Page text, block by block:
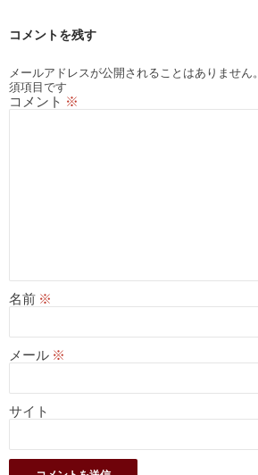
ョ
ン
コメントを残す
メールアドレスが公開されることはありません。
須項目です
コメント ※
名前 ※
メール ※
サイト